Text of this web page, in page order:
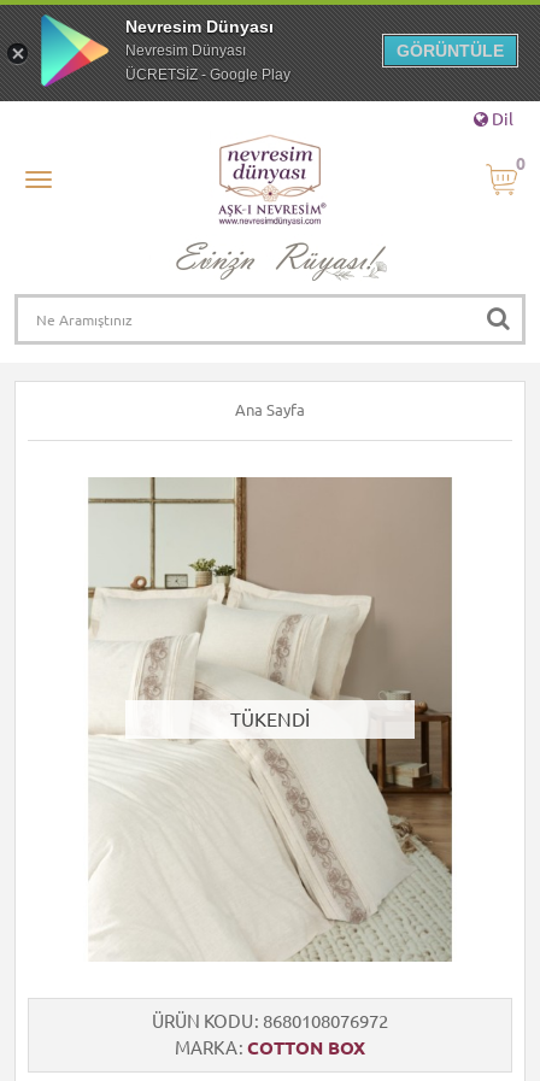
Dil
0
Ana Sayfa
TÜKENDİ
ÜRÜN KODU 8680108076972
MARKA COTTON BOX
Nevresim Dünyası
Nevresim Dünyası
ÜCRETSİZ - Google Play
GÖRÜNTÜLE